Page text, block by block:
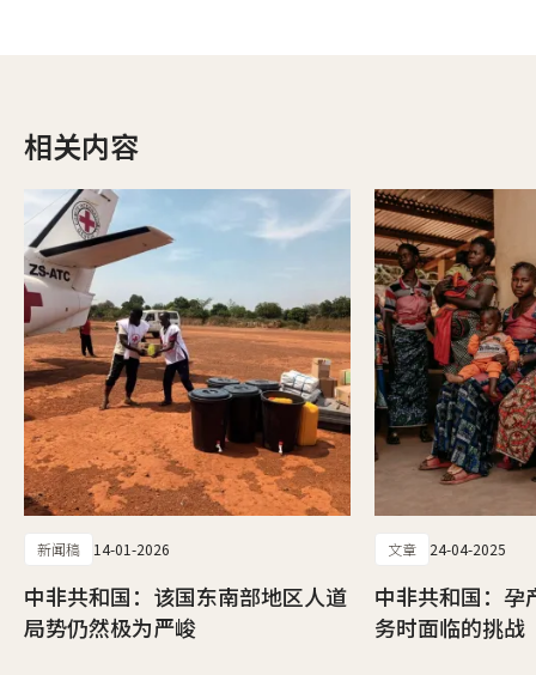
相关内容
新闻稿 14-01-2026
中非共和国：该国东南部地区人道
局势仍然极为严峻
文章 24-04-2025
中非共和国：孕
务时面临的挑战